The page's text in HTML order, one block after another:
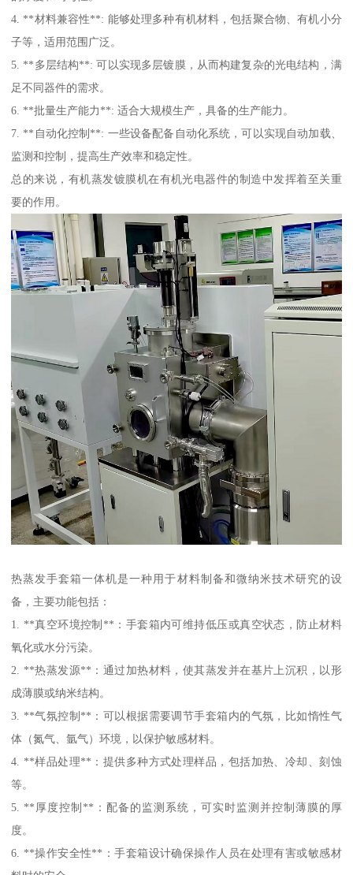
4. **材料兼容性**: 能够处理多种有机材料，包括聚合物、有机小分
子等，适用范围广泛。
5. **多层结构**: 可以实现多层镀膜，从而构建复杂的光电结构，满
足不同器件的需求。
6. **批量生产能力**: 适合大规模生产，具备的生产能力。
7. **自动化控制**: 一些设备配备自动化系统，可以实现自动加载、
监测和控制，提高生产效率和稳定性。
总的来说，有机蒸发镀膜机在有机光电器件的制造中发挥着至关重
要的作用。
热蒸发手套箱一体机是一种用于材料制备和微纳米技术研究的设
备，主要功能包括：
1. **真空环境控制**：手套箱内可维持低压或真空状态，防止材料
氧化或水分污染。
2. **热蒸发源**：通过加热材料，使其蒸发并在基片上沉积，以形
成薄膜或纳米结构。
3. **气氛控制**：可以根据需要调节手套箱内的气氛，比如惰性气
体（氮气、氩气）环境，以保护敏感材料。
4. **样品处理**：提供多种方式处理样品，包括加热、冷却、刻蚀
等。
5. **厚度控制**：配备的监测系统，可实时监测并控制薄膜的厚
度。
6. **操作安全性**：手套箱设计确保操作人员在处理有害或敏感材